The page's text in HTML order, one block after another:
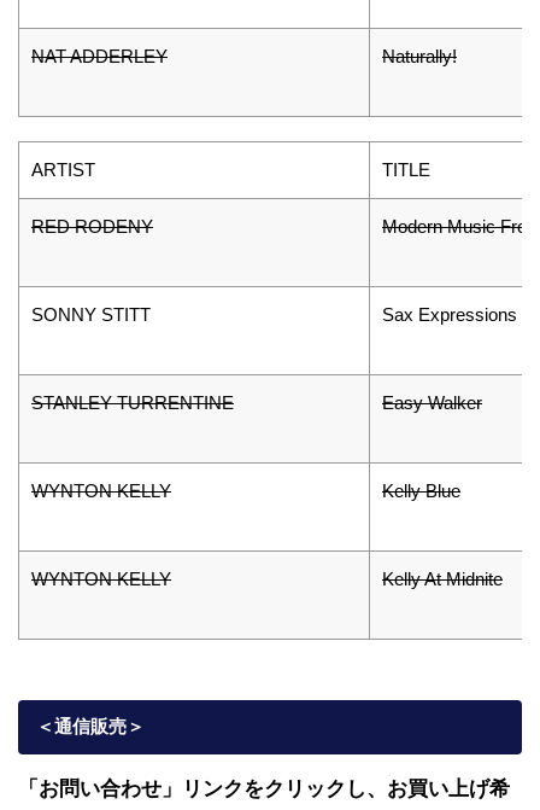
NAT ADDERLEY Naturally!
ARTIST TITLE
RED RODENY Modern Music
SONNY STITT Sax Expressions
STANLEY TURRENTINE Easy Walker
WYNTON KELLY Kelly Blue
WYNTON KELLY Kelly At Midnite
＜通信販売＞
「お問い合わせ」リンクをクリックし、 お買い上げ希